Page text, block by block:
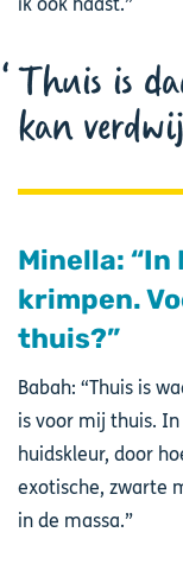
Thuis is
kan
Minella: “In
krimpen.
thuis?”
Babah: “Thuis is
is voor mij thuis.
huidskleur, door
exotische, zwarte
in de massa.”